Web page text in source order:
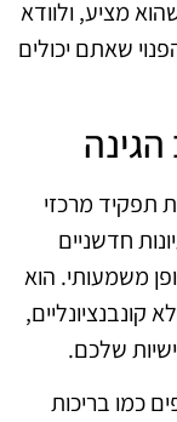
מציע, ולוודא
שאתם יכולים
הגינה
תפקיד מרכזי
חדשניים
משמעותי. הוא
קונבנציונליים,
שלכם.
כמו בריכות